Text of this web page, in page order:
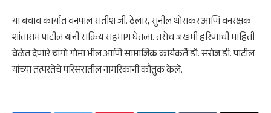
या बचाव कार्यात वनपाल सतीश जी. ठेलार, सुनील थोराकर आणि वनरक्षक
शांताराम पाटील यांनी सक्रिय सहभाग घेतला. तसेच जखमी हरिणाची माहिती
वेळेत देणारे चांगो गोमा भील आणि सामाजिक कार्यकर्ते डॉ. सरोज डी. पाटील
यांच्या तत्परतेचे परिसरातील नागरिकांनी कौतुक केले.